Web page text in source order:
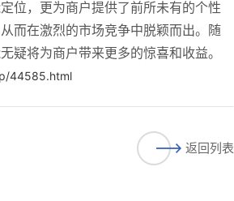
位，更为商户提供了前所未有的个性
而在激烈的市场竞争中脱颖而出。随
疑将为商户带来更多的惊喜和收益。
44585.html
返回列表